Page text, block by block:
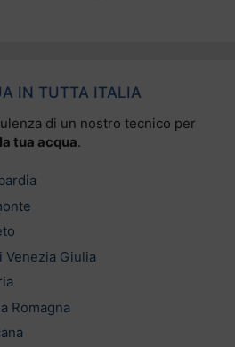
IN TUTTA ITALIA
di un nostro tecnico per
tua acqua.
Venezia Giulia
Romagna